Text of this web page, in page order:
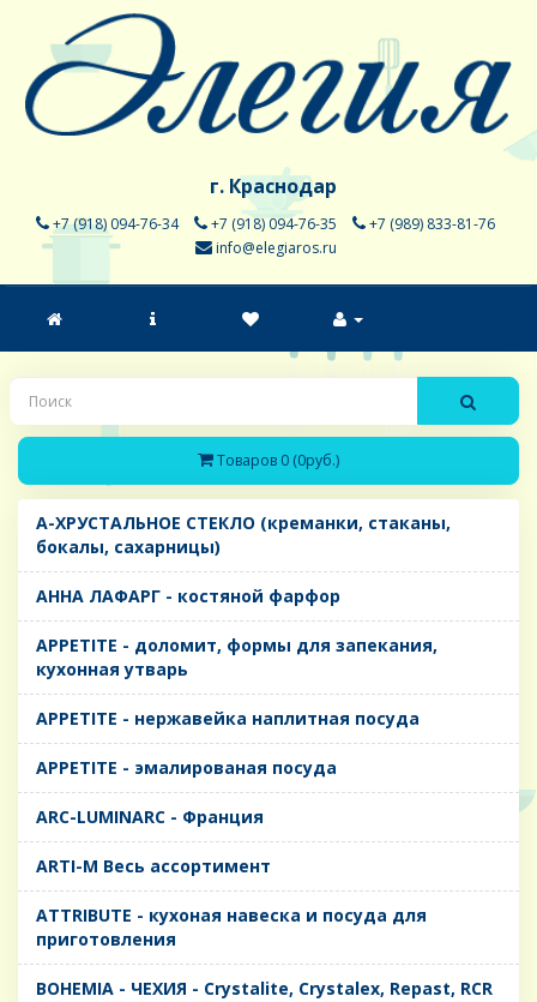
г. Краснодар
+7 (918) 094-76-34 +7 (918) 094-76-35
+7 (989) 833-81-76
info@elegiaros.ru
Товаров 0 (0руб.)
A-ХРУСТАЛЬНОЕ СТЕКЛО (креманки, стаканы,
бокалы, сахарницы)
AHHA ЛАФАРГ - костяной фарфор
APPETITE - доломит, формы для запекания,
кухонная утварь
APPETITE - нержавейка наплитная посуда
APPETITE - эмалированая посуда
ARC-LUMINARC - Франция
ARTI-M Весь ассортимент
ATTRIBUTE - кухоная навеска и посуда для
приготовления
BOHEMIA - ЧЕХИЯ - Crystalite, Crystalex, Repast, RCR